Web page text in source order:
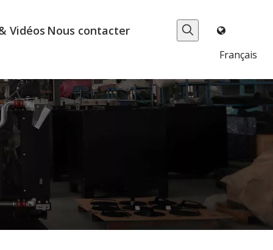
Vidéos Nous contacter
Français